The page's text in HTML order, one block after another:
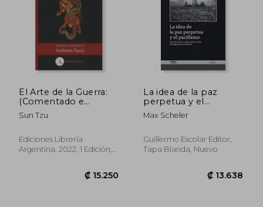
₡ 22.924 ₡
El Arte de la Guerra:
(Comentado e
Ilustrado a Color): 36
(Estrategia Oriental)
Sun Tzu
Ediciones Librería
Argentina, 2022, 1 Edición,
La idea de la paz
perpetua y el
pacifismo (Hitos)
Max Scheler
Guillermo Escolar Editor,
Tapa Blanda, Nuevo